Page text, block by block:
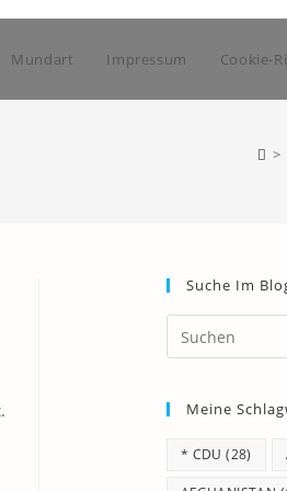
Mundart Impressum Cookie-
>
Suche Im
Meine
* CDU (28)